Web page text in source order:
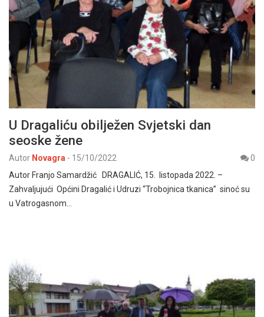
U Dragaliću obilježen Svjetski dan
seoske žene
Autor Novagra - 15/10/2022
0
Autor Franjo Samardžić DRAGALIĆ, 15. listopada 2022. –
Zahvaljujući Općini Dragalić i Udruzi “Trobojnica tkanica” sinoć su
u Vatrogasnom…